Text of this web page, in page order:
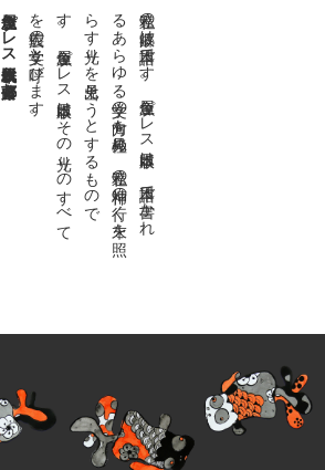
私達の
故郷は
日本語で
す
。
金魚屋プ
レ
ス
日本版は
、
日本語で
書か
れ
る
あ
ら
ゆ
る
文学の
方向を
見極め
、
私達の
精神の
行く
末を
照
ら
す
光り
を
見出そ
う
と
す
る
も
の
で
す
。
金魚屋プ
レ
ス
日本版は
そ
の
光り
の
す
べ
て
を
広義の
文学と
呼び
ま
す
。
金魚屋プレス日本版代表 齋藤都